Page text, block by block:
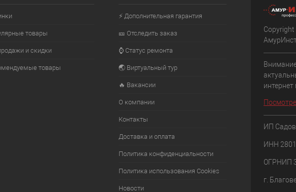
товары
и скидки
товары
⚡ Дополнительная гарантия
🎫 Отследить заказ
⌚ Статус ремонта
🌏 Виртуальный тур
🔥 Вакансии
О компании
Контакты
Доставка и оплата
Политика конфиденциальности
Политика использования Cookies
Новости
интернет
ИП
ИНН
ОГРНИП
г.